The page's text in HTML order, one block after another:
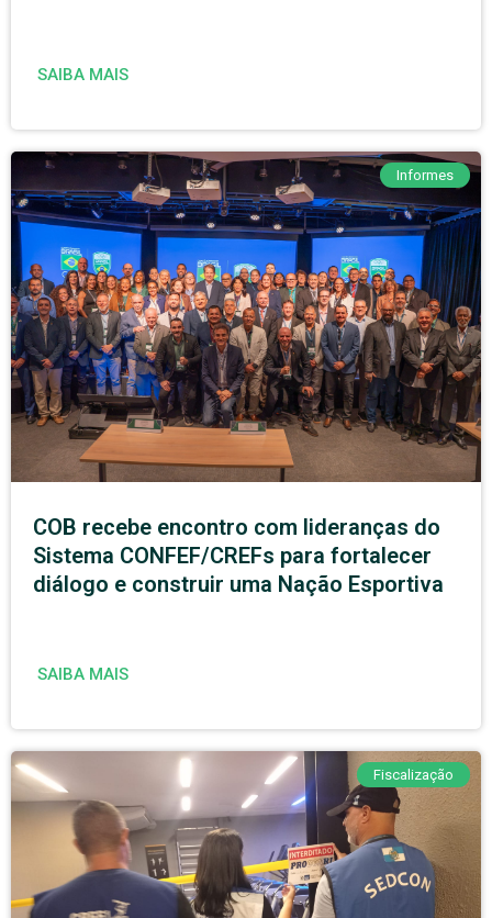
SAIBA MAIS
Informes
COB recebe encontro com lideranças do
Sistema CONFEF/CREFs para fortalecer
diálogo e construir uma Nação Esportiva
SAIBA MAIS
Fiscalização